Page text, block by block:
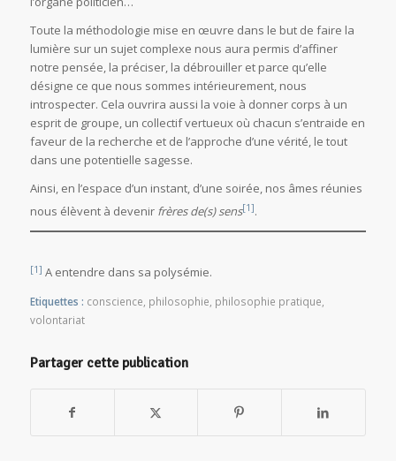
Toute la méthodologie mise en œuvre dans le but de faire la
lumière sur un sujet complexe nous aura permis d’affiner
notre pensée, la préciser, la débrouiller et parce qu’elle
désigne ce que nous sommes intérieurement, nous
introspecter. Cela ouvrira aussi la voie à donner corps à un
esprit de groupe, un collectif vertueux où chacun s’entraide en
faveur de la recherche et de l’approche d’une vérité, le tout
dans une potentielle sagesse.
Ainsi, en l’espace d’un instant, d’une soirée, nos âmes réunies
nous élèvent à devenir frères de(s) sens[1].
[1] A entendre dans sa polysémie.
Etiquettes : conscience philosophie philosophie pratique
volontariat
Partager cette publication